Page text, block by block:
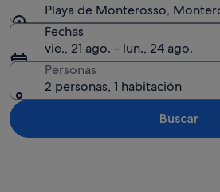
Playa de Monterosso,
Fechas
vie., 21 ago. - lun., 24 ago.
Personas
2 personas, 1 habitación
Buscar